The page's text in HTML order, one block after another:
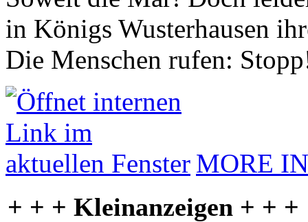
in Königs Wusterhausen
Die Menschen rufen:
MORE
+ + + Kleinanzeigen + + +